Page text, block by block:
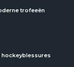
trofeeën
hockeyblessures